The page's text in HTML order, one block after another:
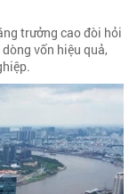
trưởng cao đòi hỏi
vốn hiệu quả,